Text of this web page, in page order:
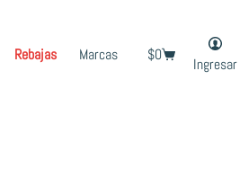
Rebajas Marcas
Shopping
$0
Ingresar